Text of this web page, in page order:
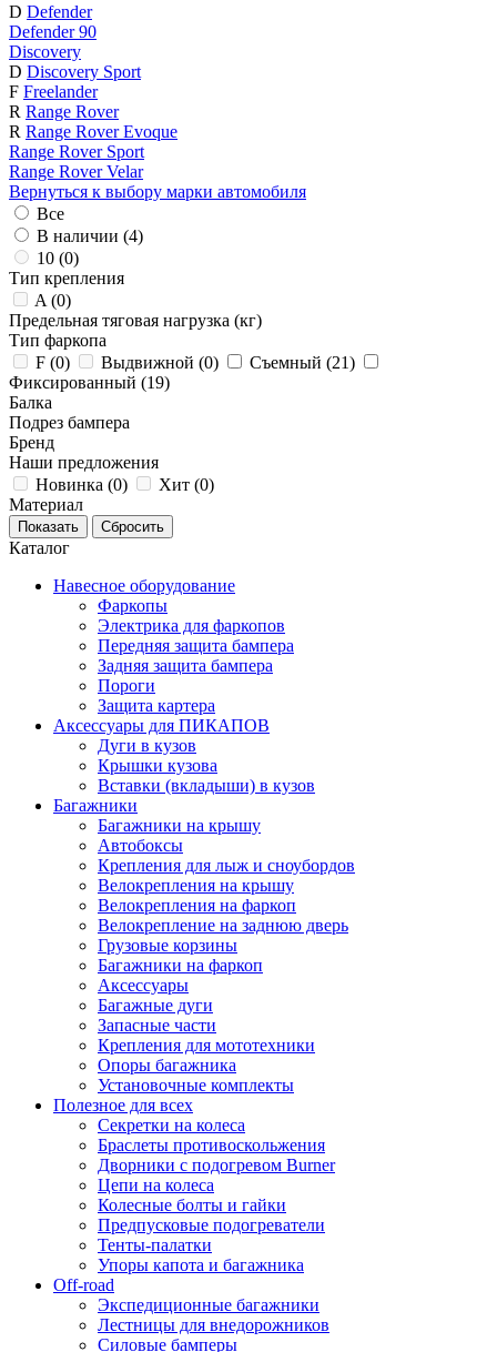
D Defender
Defender 90
Discovery
D Discovery Sport
F Freelander
R Range Rover
R Range Rover Evoque
Range Rover Sport
Range Rover Velar
Вернуться к выбору марки автомобиля
Все
В наличии (4)
10 (0)
Тип крепления
A (0)
Предельная тяговая нагрузка (кг)
Тип фаркопа
F (0) Выдвижной (0) Съемный (21)
Фиксированный (19)
Балка
Подрез бампера
Бренд
Наши предложения
Новинка (0) Хит (0)
Материал
Каталог
Навесное оборудование
Фаркопы
Электрика для фаркопов
Передняя защита бампера
Задняя защита бампера
Пороги
Защита картера
Аксессуары для ПИКАПОВ
Дуги в кузов
Крышки кузова
Вставки (вкладыши) в кузов
Багажники
Багажники на крышу
Автобоксы
Крепления для лыж и сноубордов
Велокрепления на крышу
Велокрепления на фаркоп
Велокрепление на заднюю дверь
Грузовые корзины
Багажники на фаркоп
Аксессуары
Багажные дуги
Запасные части
Крепления для мототехники
Опоры багажника
Установочные комплекты
Полезное для всех
Секретки на колеса
Браслеты противоскольжения
Дворники с подогревом Burner
Цепи на колеса
Колесные болты и гайки
Предпусковые подогреватели
Тенты-палатки
Упоры капота и багажника
Off-road
Экспедиционные багажники
Лестницы для внедорожников
Силовые бамперы